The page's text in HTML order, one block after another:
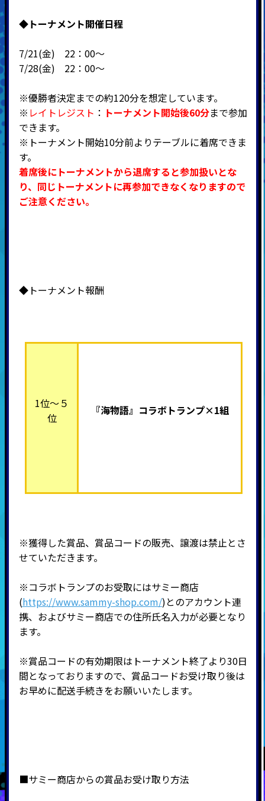
◆トーナメント開催日程
7/21(金) 22：00～
7/28(金) 22：00～
※優勝者決定までの約120分を想定しています。
※ レイトレジスト ： トーナメント開始後60分まで参加
できます。
※トーナメント開始10分前よりテーブルに着席できま
す。
着席後にトーナメントから退席すると参加扱いとな
り、同じトーナメントに再参加できなくなりますので
ご注意ください。
◆トーナメント報酬
1位～５
位
『海物語』 コラボトランプ×1組
※獲得した賞品、賞品コードの販売、譲渡は禁止とさ
せていただきます。
※コラボトランプのお受取にはサミー商店
(https://www.sammy-shop.com/)とのアカウント連
携、およびサミー商店での住所氏名入力が必要となり
ます。
※賞品コードの有効期限はトーナメント終了より30日
間となっておりますので、賞品コードお受け取り後は
お早めに配送手続きをお願いいたします。
■サミー商店からの賞品お受け取り方法